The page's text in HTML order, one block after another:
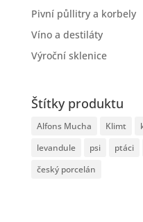
Pivní půllitry a korbely
Víno a destiláty
Výroční sklenice
Štítky produktu
Alfons Mucha Klimt
levandule
psi ptáci
český porcelán